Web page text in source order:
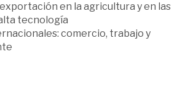
en la agricultura y en las
tecnología
comercio, trabajo y